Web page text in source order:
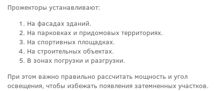
Прожекторы устанавливают:
На фасадах зданий.
На парковках и придомовых территориях.
На спортивных площадках.
На строительных объектах.
В зонах погрузки и разгрузки.
При этом важно правильно рассчитать мощность и угол
освещения, чтобы избежать появления затемненных участков.